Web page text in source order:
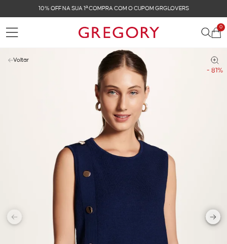
FRETE GRÁTIS NAS COMPRAS ACIMA DE R$ 899
0
- 81%
Voltar